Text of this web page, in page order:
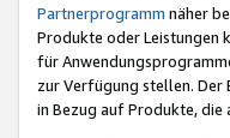
Partnerprogramm näher
Produkte oder Leistungen
für
zur Verfügung stellen. Der
in Bezug auf Produkte, die